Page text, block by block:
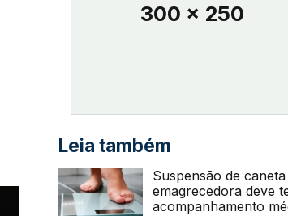
300 x 250
Leia também
Suspensão de caneta
emagrecedora deve
acompanhamento